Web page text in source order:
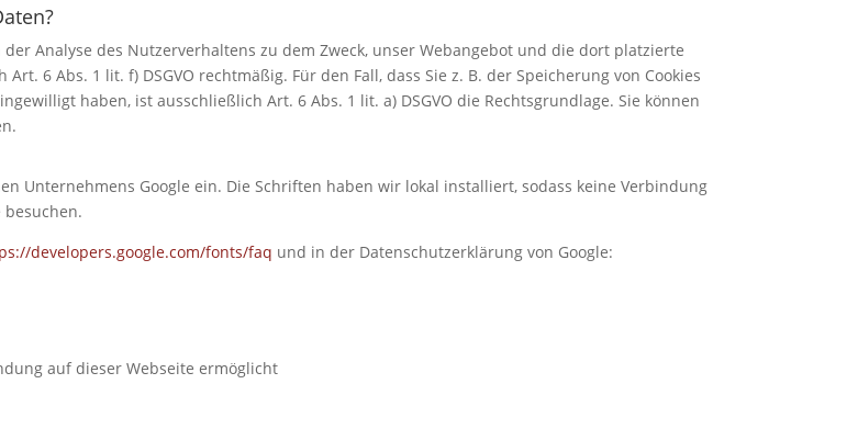
Analyse des Nutzerverhaltens zu dem Zweck, unser Webangebot und die dort platzierte
6 Abs. 1 lit. f) DSGVO rechtmäßig. Für den Fall, dass Sie z. B. der Speicherung von Cookies
haben, ist ausschließlich Art. 6 Abs. 1 lit. a) DSGVO die Rechtsgrundlage. Sie können
Unternehmens Google ein. Die Schriften haben wir lokal installiert, sodass keine Verbindung
besuchen.
developers.google.com/fonts/faq und in der Datenschutzerklärung von Google:
auf dieser Webseite ermöglicht